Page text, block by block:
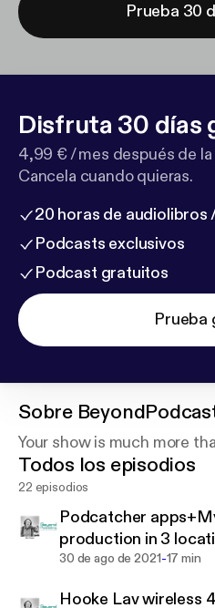
Prueba 30
Disfruta 30 días
4,99 € / mes después de la
Cancela cuando quieras.
20 horas de audiolibros
Podcasts exclusivos
Podcast gratuitos
Prueba
Sobre
Your show is much more
Todos los episodios
22 episodios
Podcatcher
production in 3
30 de ago de 2021-17 min
Hooke Lav wireless